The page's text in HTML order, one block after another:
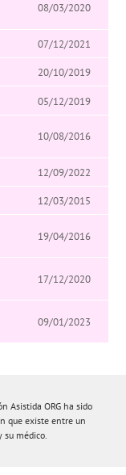
08/03/2020
07/12/2021
20/10/2019
05/12/2019
10/08/2016
12/09/2022
12/03/2015
19/04/2016
17/12/2020
09/01/2023
Asistida ORG ha sido
que existe entre un
su médico.